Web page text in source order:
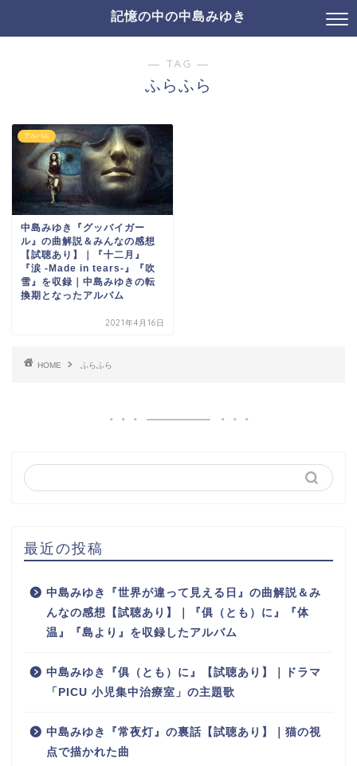
記憶の中の中島みゆき
― TAG ―
ふらふら
アルバム
中島みゆき『グッバイガー
ル』の曲解説＆みんなの感想
【試聴あり】｜『十二月』
『涙 -Made in tears-』『吹
雪』を収録｜中島みゆきの転
換期となったアルバム
2021年4月16日
HOME ふらふら
最近の投稿
中島みゆき『世界が違って見える日』の曲解説＆み
んなの感想【試聴あり】｜『俱（とも）に』『体
温』『島より』を収録したアルバム
中島みゆき『俱（とも）に』【試聴あり】｜ドラマ
「PICU 小児集中治療室」の主題歌
中島みゆき『常夜灯』の裏話【試聴あり】｜猫の視
点で描かれた曲